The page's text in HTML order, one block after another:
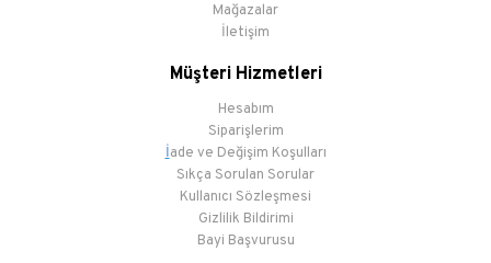
Mağazalar
İletişim
Müşteri Hizmetleri
Hesabım
Siparişlerim
İade ve Değişim Koşulları
Sıkça Sorulan Sorular
Kullanıcı Sözleşmesi
Gizlilik Bildirimi
Bayi Başvurusu